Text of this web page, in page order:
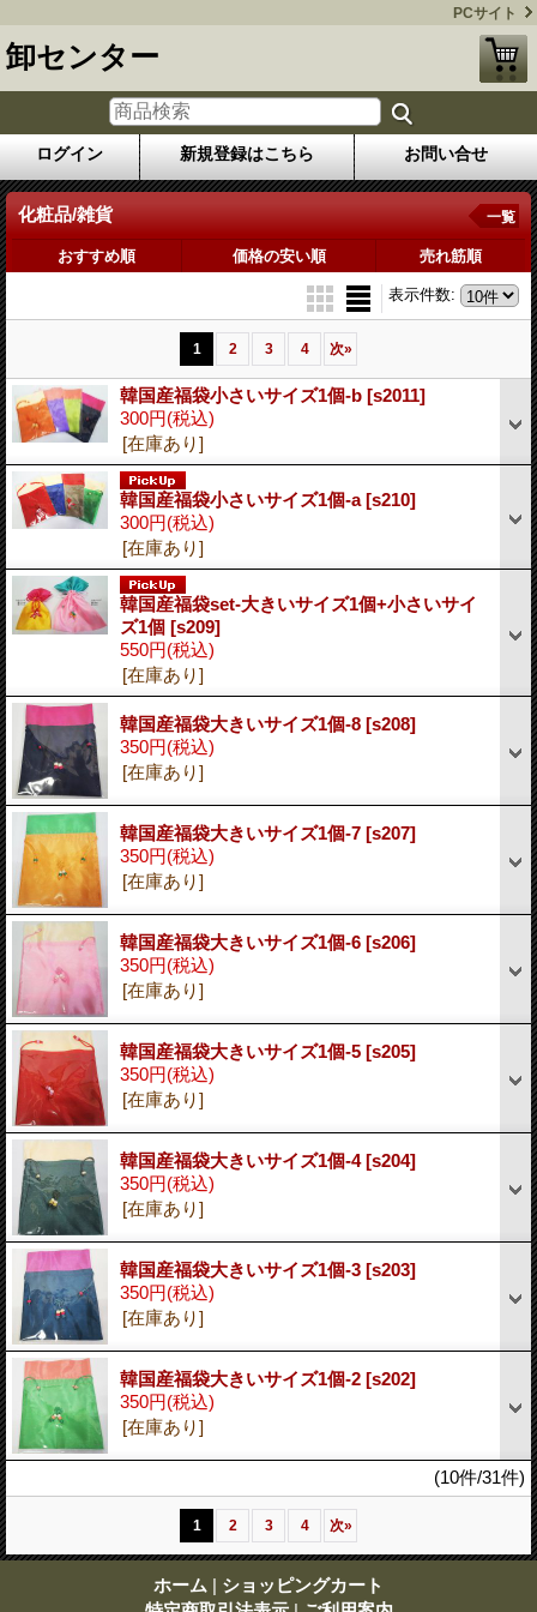
PCサイト
卸センター
ログイン 新規登録はこちら お問い合せ
化粧品/雑貨 一覧
おすすめ順 価格の安い順 売れ筋順
表示件数:
1 2 3 4 次»
韓国産福袋小さいサイズ1個-b [s2011]
300円(税込)
[在庫あり]
韓国産福袋小さいサイズ1個-a[s210]
300円(税込)
[在庫あり]
韓国産福袋set-大きいサイズ1個+小さいサイ
ズ1個 [s209]
550円(税込)
[在庫あり]
韓国産福袋大きいサイズ1個-8 [s208]
350円(税込)
[在庫あり]
韓国産福袋大きいサイズ1個-7 [s207]
350円(税込)
[在庫あり]
韓国産福袋大きいサイズ1個-6 [s206]
350円(税込)
[在庫あり]
韓国産福袋大きいサイズ1個-5 [s205]
350円(税込)
[在庫あり]
韓国産福袋大きいサイズ1個-4[s204]
350円(税込)
[在庫あり]
韓国産福袋大きいサイズ1個-3 [s203]
350円(税込)
[在庫あり]
韓国産福袋大きいサイズ1個-2 [s202]
350円(税込)
[在庫あり]
(10件/31件)
1 2 3 4 次»
ホーム | ショッピングカート